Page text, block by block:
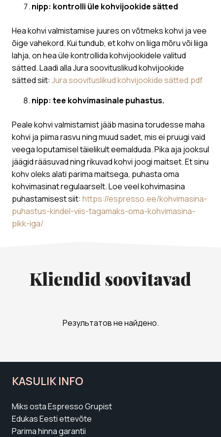
nipp: kontrolli üle kohvijookide sätted
Hea kohvi valmistamise juures on võtmeks kohvi ja vee
õige vahekord. Kui tundub, et kohv on liiga mõru või liiga
lahja, on hea üle kontrollida kohvijookidele valitud
sätted. Laadi alla Jura soovituslikud kohvijookide
sätted siit: Jura soovituslikud kohvijookide sätted.pdf
nipp: tee kohvimasinale puhastus.
Peale kohvi valmistamist jääb masina torudesse maha
kohvi ja piima rasvu ning muud sadet, mis ei pruugi vaid
veega loputamisel täielikult eemalduda. Pika aja jooksul
jäägid rääsuvad ning rikuvad kohvi joogi maitset. Et sinu
kohv oleks alati parima maitsega, puhasta oma
kohvimasinat regulaarselt. Loe veel kohvimasina
puhastamisest siit: https://espresso.ee/kohvimasina-
puhastus-kindel-viis-tagamaks-oma-kohvimasina-
pikk-iga/
Kliendid soovitavad
Результатов не найдено.
KASULIK INFO
Miks osta Espresso Grupist
Edukas Eesti ettevõte
Parima hinna garantii